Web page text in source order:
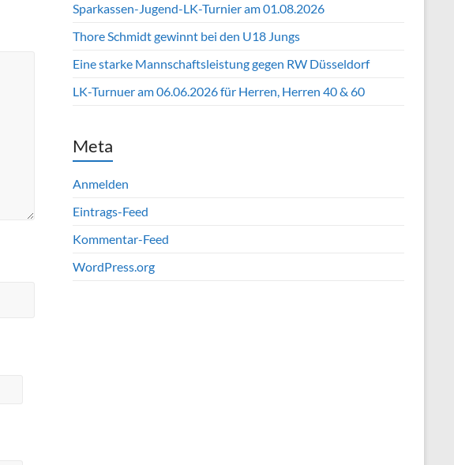
Sparkassen-Jugend-LK-Turnier am 01.08.2026
Thore Schmidt gewinnt bei den U18 Jungs
Eine starke Mannschaftsleistung gegen RW Düsseldorf
LK-Turnuer am 06.06.2026 für Herren, Herren 40 & 60
Meta
Anmelden
Eintrags-Feed
Kommentar-Feed
WordPress.org